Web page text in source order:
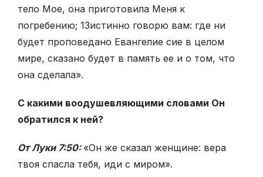
тело Мое, она приготовила Меня к
погребению; 13истинно говорю вам: где ни
будет проповедано Евангелие сие в целом
мире, сказано будет в память ее и о том, что
она сделала».
С какими воодушевляющими словами Он
обратился к ней?
От Луки 7:50:«Он же сказал женщине: вера
твоя спасла тебя, иди с миром».